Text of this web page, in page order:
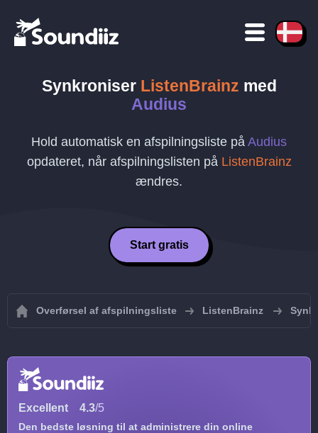
Synkroniser ListenBrainz med
Audius
Hold automatisk en afspilningsliste på Audius
opdateret, når afspilningslisten på ListenBrainz
ændres.
Start gratis
Overførsel af afspilningsliste ListenBrainz
Excellent 4.3/5
Den bedste løsning til at administrere din online